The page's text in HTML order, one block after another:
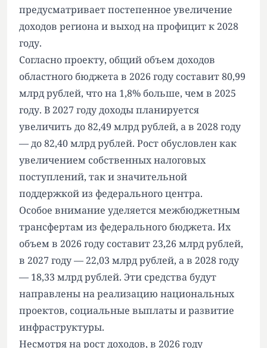
предусматривает постепенное увеличение
доходов региона и выход на профицит к 2028
году.
Согласно проекту, общий объем доходов
областного бюджета в 2026 году составит 80,99
млрд рублей, что на 1,8% больше, чем в 2025
году. В 2027 году доходы планируется
увеличить до 82,49 млрд рублей, а в 2028 году
— до 82,40 млрд рублей. Рост обусловлен как
увеличением собственных налоговых
поступлений, так и значительной
поддержкой из федерального центра.
Особое внимание уделяется межбюджетным
трансфертам из федерального бюджета. Их
объем в 2026 году составит 23,26 млрд рублей,
в 2027 году — 22,03 млрд рублей, а в 2028 году
— 18,33 млрд рублей. Эти средства будут
направлены на реализацию национальных
проектов, социальные выплаты и развитие
инфраструктуры.
Несмотря на рост доходов, в 2026 году